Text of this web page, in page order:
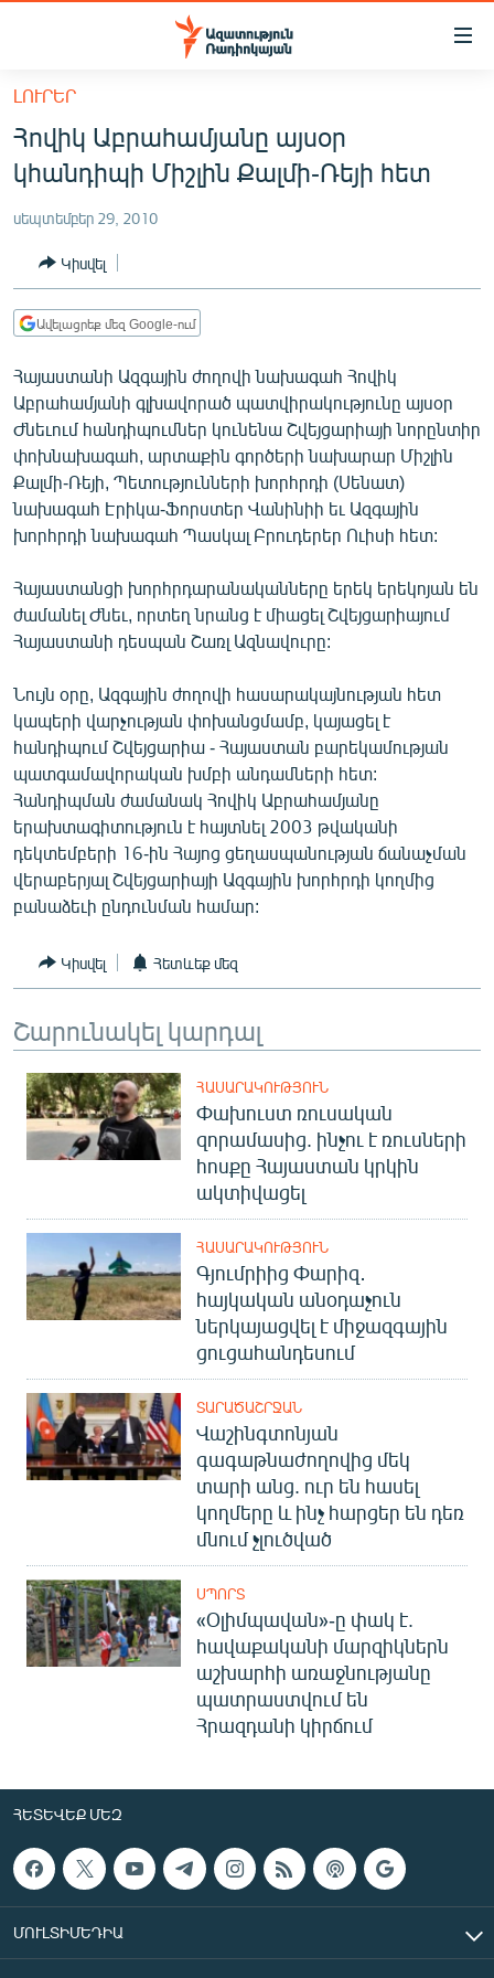
Մատչելիության
հիմնական
բովանդակությանը
Անցնել
հիմնական
մենյուին
ՀԱՅԱՍՏԱՆ
ՔԱՂԱՔԱԿԱՆ
ԸՆՏՐՈՒԹՅՈՒՆՆԵՐ 2026
ԻՐԱՎՈՒՆՔ
ՀԱՍԱՐԱԿՈՒԹՅՈՒՆ
ՂԱՐԱԲԱՂ
ՊԱՏԵՐԱԶՄԻ 6 ՇԱԲԱԹՆԵՐԸ
ՏԱՐԱԾԱՇՐՋԱՆ
ՄԻՋԱԶԳԱՅԻՆ
ՄՇԱԿՈՒՅԹ
ՍՊՈՐՏ
ՄԵԿՆԱԲԱՆՈՒԹՅՈՒՆ
ԿՈՐՈՆԱՎԻՐՈՒՍ
ԱՐԽԻՎ
ՏԵՍԱՆՅՈՒԹԵՐ
ԲԱՆԱՎԵՃ
ՁԳՏԵԼՈՎ ԼԱՎԱԳՈՒՅՆԻՆ
ՓՈԴՔԱՍԹ
Հայերեն
Русский
ՀԵՏԵՎԵՔ ՄԵԶ
«Ազատության» բոլոր կայքերը
ԼՈՒՐԵՐ
Հովիկ Աբրահամյանը այսօր
կհանդիպի Միշլին Քալմի-Ռեյի հետ
սեպտեմբեր 29, 2010
Կիսվել
Ավելացրեք մեզ Google-ում
Հայաստանի Ազգային ժողովի նախագահ Հովիկ
Աբրահամյանի գլխավորած պատվիրակությունը այսօր
Ժնեւում հանդիպումներ կունենա Շվեյցարիայի նորընտիր
փոխնախագահ, արտաքին գործերի նախարար Միշլին
Քալմի-Ռեյի, Պետությունների խորհրդի (Սենատ)
նախագահ Էրիկա-Ֆորստեր Վանինիի եւ Ազգային
խորհրդի նախագահ Պասկալ Բրուդերեր Ուիսի հետ:
Հայաստանցի խորհրդարանականները երեկ երեկոյան են
ժամանել Ժնեւ, որտեղ նրանց է միացել Շվեյցարիայում
Հայաստանի դեսպան Շառլ Ազնավուրը:
Նույն օրը, Ազգային ժողովի հասարակայնության հետ
կապերի վարչության փոխանցմամբ, կայացել է
հանդիպում Շվեյցարիա - Հայաստան բարեկամության
պատգամավորական խմբի անդամների հետ:
Հանդիպման ժամանակ Հովիկ Աբրահամյանը
երախտագիտություն է հայտնել 2003 թվականի
դեկտեմբերի 16-ին Հայոց ցեղասպանության ճանաչման
վերաբերյալ Շվեյցարիայի Ազգային խորհրդի կողմից
բանաձեւի ընդունման համար:
Կիսվել Հետևեք մեզ
Շարունակել կարդալ
ՀԱՍԱՐԱԿՈՒԹՅՈՒՆ
Փախուստ ռուսական
զորամասից. ինչու է ռուսների
հոսքը Հայաստան կրկին
ակտիվացել
ՀԱՍԱՐԱԿՈՒԹՅՈՒՆ
Գյումրիից Փարիզ․
հայկական անօդաչուն
ներկայացվել է միջազգային
ցուցահանդեսում
ՏԱՐԱԾԱՇՐՋԱՆ
Վաշինգտոնյան
գագաթնաժողովից մեկ
տարի անց. ուր են հասել
կողմերը և ինչ հարցեր են դեռ
մնում չլուծված
ՍՊՈՐՏ
«Օլիմպավան»-ը փակ է.
հավաքականի մարզիկներն
աշխարհի առաջնությանը
պատրաստվում են
Հրազդանի կիրճում
ՀԵՏԵՎԵՔ ՄԵԶ
ՄՈՒԼՏԻՄԵԴԻԱ